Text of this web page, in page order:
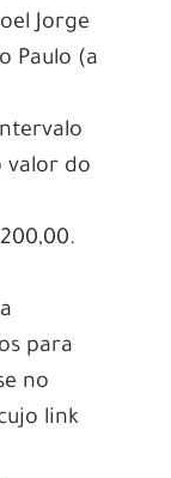
Jorge
Paulo (a
valor do
para
no
link